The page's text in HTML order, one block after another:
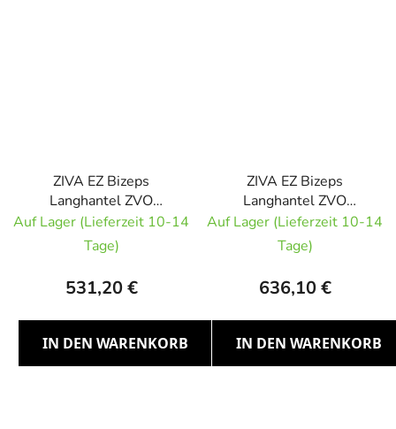
ZIVA EZ Bizeps
Langhantel ZVO
Urethan RED 25kg
Auf Lager (Lieferzeit 10-14
Tage)
531,20 €
IN DEN WARENKORB
ZIVA EZ Bizeps
Langhantel ZVO
Urethan RED 30kg
Auf Lager (Lieferzeit 10-14
Tage)
636,10 €
IN DEN WARENKORB